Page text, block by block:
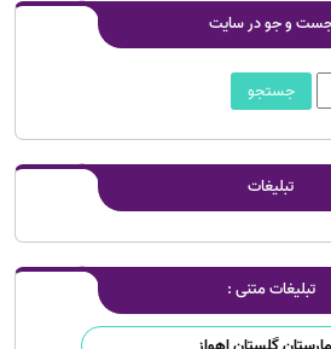
و جو در سایت
تبلیغات
تبلیغات متنی :